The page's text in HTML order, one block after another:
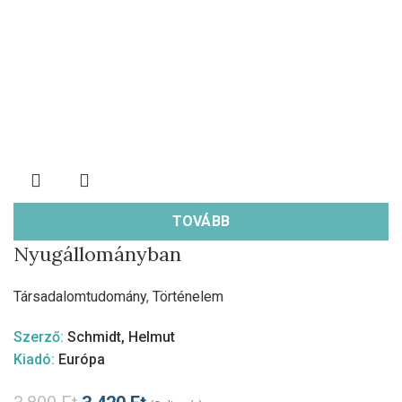
TOVÁBB
Nyugállományban
Társadalomtudomány, Történelem
Szerző: Schmidt, Helmut
Kiadó: Európa